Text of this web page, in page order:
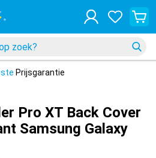
Prijsgarantie
Pro XT Back Cover
Samsung Galaxy